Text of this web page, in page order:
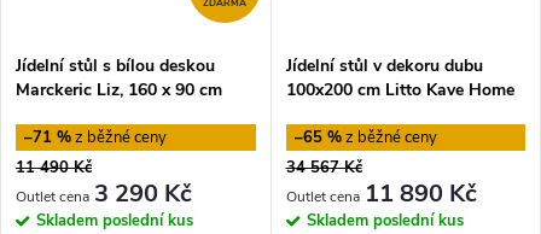
ZDARMA
Jídelní stůl s bílou deskou
Marckeric Liz, 160 x 90 cm
–71 %
11 490 Kč
3 290 Kč
Skladem poslední kus
Jídelní stůl v dekoru dubu
100x200 cm Litto Kave Home
–65 %
34 567 Kč
11 890 Kč
Skladem poslední kus